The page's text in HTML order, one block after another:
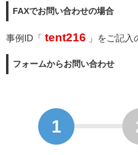
FAXでお問い合わせの場合
事例ID「 tent216 」をご記入
フォームからお問い合わせ